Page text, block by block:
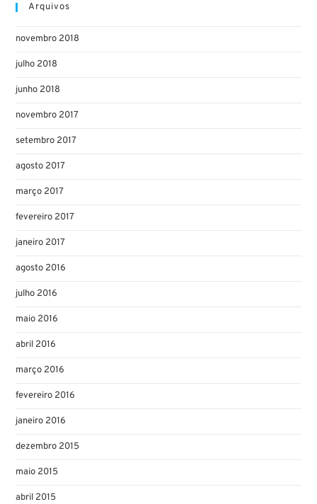
Arquivos
novembro 2018
julho 2018
junho 2018
novembro 2017
setembro 2017
agosto 2017
março 2017
fevereiro 2017
janeiro 2017
agosto 2016
julho 2016
maio 2016
abril 2016
março 2016
fevereiro 2016
janeiro 2016
dezembro 2015
maio 2015
abril 2015